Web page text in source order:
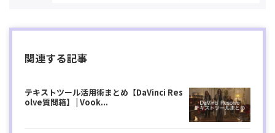
関連する記事
テキストツール活用術まとめ【DaVinci Res
olve質問箱】 | Vook...